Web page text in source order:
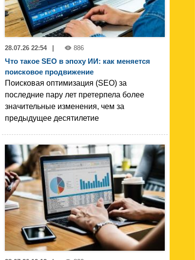
28.07.26 22:54 | 886
Что такое SEO в эпоху ИИ: как меняется
поисковое продвижение
Поисковая оптимизация (SEO) за
последние пару лет претерпела более
значительные изменения, чем за
предыдущее десятилетие